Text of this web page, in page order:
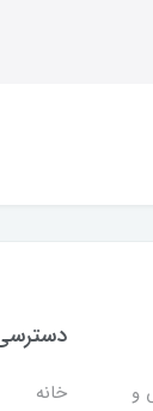
و
خانه